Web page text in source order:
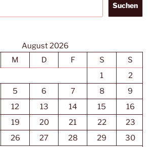
Suchen
August 2026
M D F S
S
1
2
5 6 7 8
9
12 13 14 15
16
19 20 21 22
23
26 27 28 29
30